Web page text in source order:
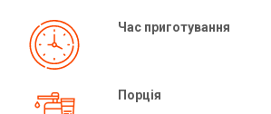
Час приготування
Порція